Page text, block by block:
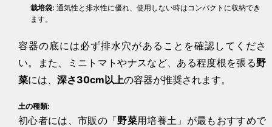
栽培袋: 通気性と排水性に優れ、使用しない時はコンパクトに収納でき
ます。
容器の底には必ず排水穴があることを確認してくださ
い。また、ミニトマトやナスなど、ある程度根を張る野
菜には、 深さ30cm以上の容器が推奨されます。
土の種類:
初心者には、市販の「野菜用培養土」が最もおすすめで